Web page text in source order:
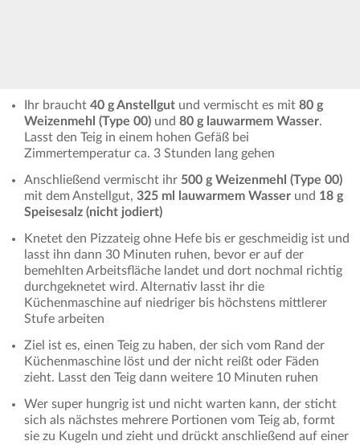
Ihr braucht 40 g Anstellgut und vermischt es mit 80 g
Weizenmehl (Type 00) und 80 g lauwarmem Wasser.
Lasst den Teig in einem hohen Gefäß bei
Zimmertemperatur ca. 3 Stunden lang gehen
Anschließend vermischt ihr 500 g Weizenmehl (Type 00)
mit dem Anstellgut, 325 ml lauwarmem Wasser und 18 g
Speisesalz (nicht jodiert)
Knetet den Pizzateig ohne Hefe bis er geschmeidig ist und
lasst ihn dann 30 Minuten ruhen, bevor er auf der
bemehlten Arbeitsfläche landet und dort nochmal richtig
durchgeknetet wird. Alternativ lasst ihr die
Küchenmaschine auf niedriger bis höchstens mittlerer
Stufe arbeiten
Ziel ist es, einen Teig zu haben, der sich vom Rand der
Küchenmaschine löst und der nicht reißt oder Fäden
zieht. Lasst den Teig dann weitere 10 Minuten ruhen
Wer super hungrig ist und nicht warten kann, der sticht
sich als nächstes mehrere Portionen vom Teig ab, formt
sie zu Kugeln und zieht und drückt anschließend auf einer